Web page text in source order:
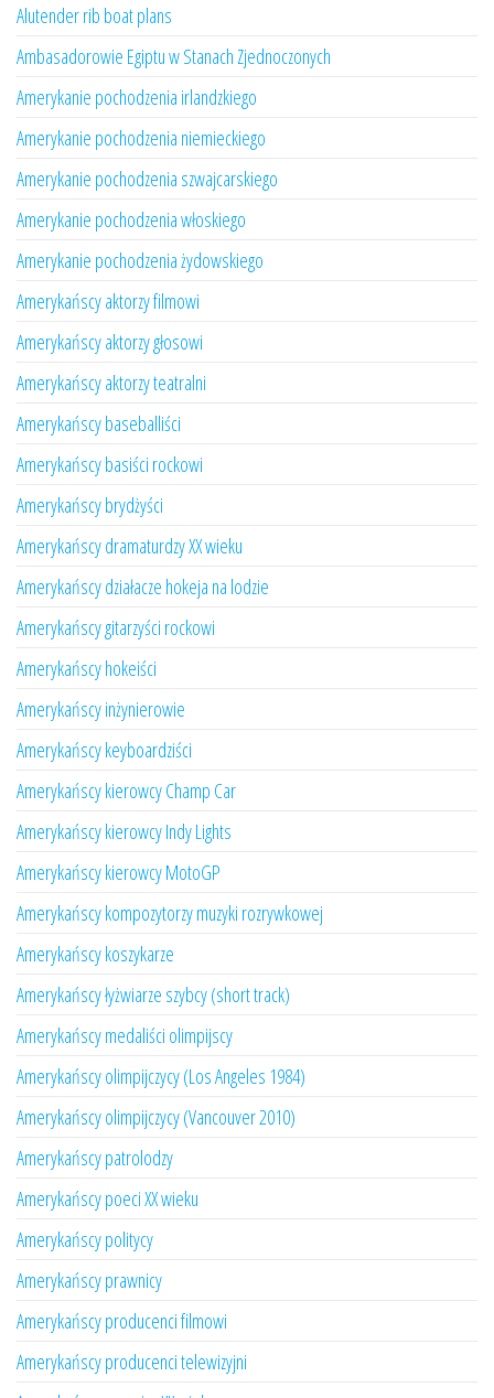
Alutender rib boat plans
Ambasadorowie Egiptu w Stanach Zjednoczonych
Amerykanie pochodzenia irlandzkiego
Amerykanie pochodzenia niemieckiego
Amerykanie pochodzenia szwajcarskiego
Amerykanie pochodzenia włoskiego
Amerykanie pochodzenia żydowskiego
Amerykańscy aktorzy filmowi
Amerykańscy aktorzy głosowi
Amerykańscy aktorzy teatralni
Amerykańscy baseballiści
Amerykańscy basiści rockowi
Amerykańscy brydżyści
Amerykańscy dramaturdzy XX wieku
Amerykańscy działacze hokeja na lodzie
Amerykańscy gitarzyści rockowi
Amerykańscy hokeiści
Amerykańscy inżynierowie
Amerykańscy keyboardziści
Amerykańscy kierowcy Champ Car
Amerykańscy kierowcy Indy Lights
Amerykańscy kierowcy MotoGP
Amerykańscy kompozytorzy muzyki rozrywkowej
Amerykańscy koszykarze
Amerykańscy łyżwiarze szybcy (short track)
Amerykańscy medaliści olimpijscy
Amerykańscy olimpijczycy (Los Angeles 1984)
Amerykańscy olimpijczycy (Vancouver 2010)
Amerykańscy patrolodzy
Amerykańscy poeci XX wieku
Amerykańscy politycy
Amerykańscy prawnicy
Amerykańscy producenci filmowi
Amerykańscy producenci telewizyjni